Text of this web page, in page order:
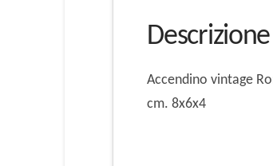
Descrizione
Accendino vintage
cm. 8x6x4